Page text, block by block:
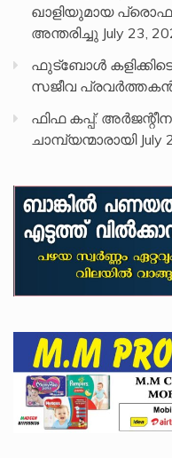
ഖാളിയുമായ പ്രൊഫ.
അന്തരിച്ചു July 23,
ഫുട്ബോൾ
സജീവ പ്രവർത്തകൻ
ഫിഫ കപ്പ്:
ചാമ്പ്യന്മാരായി July